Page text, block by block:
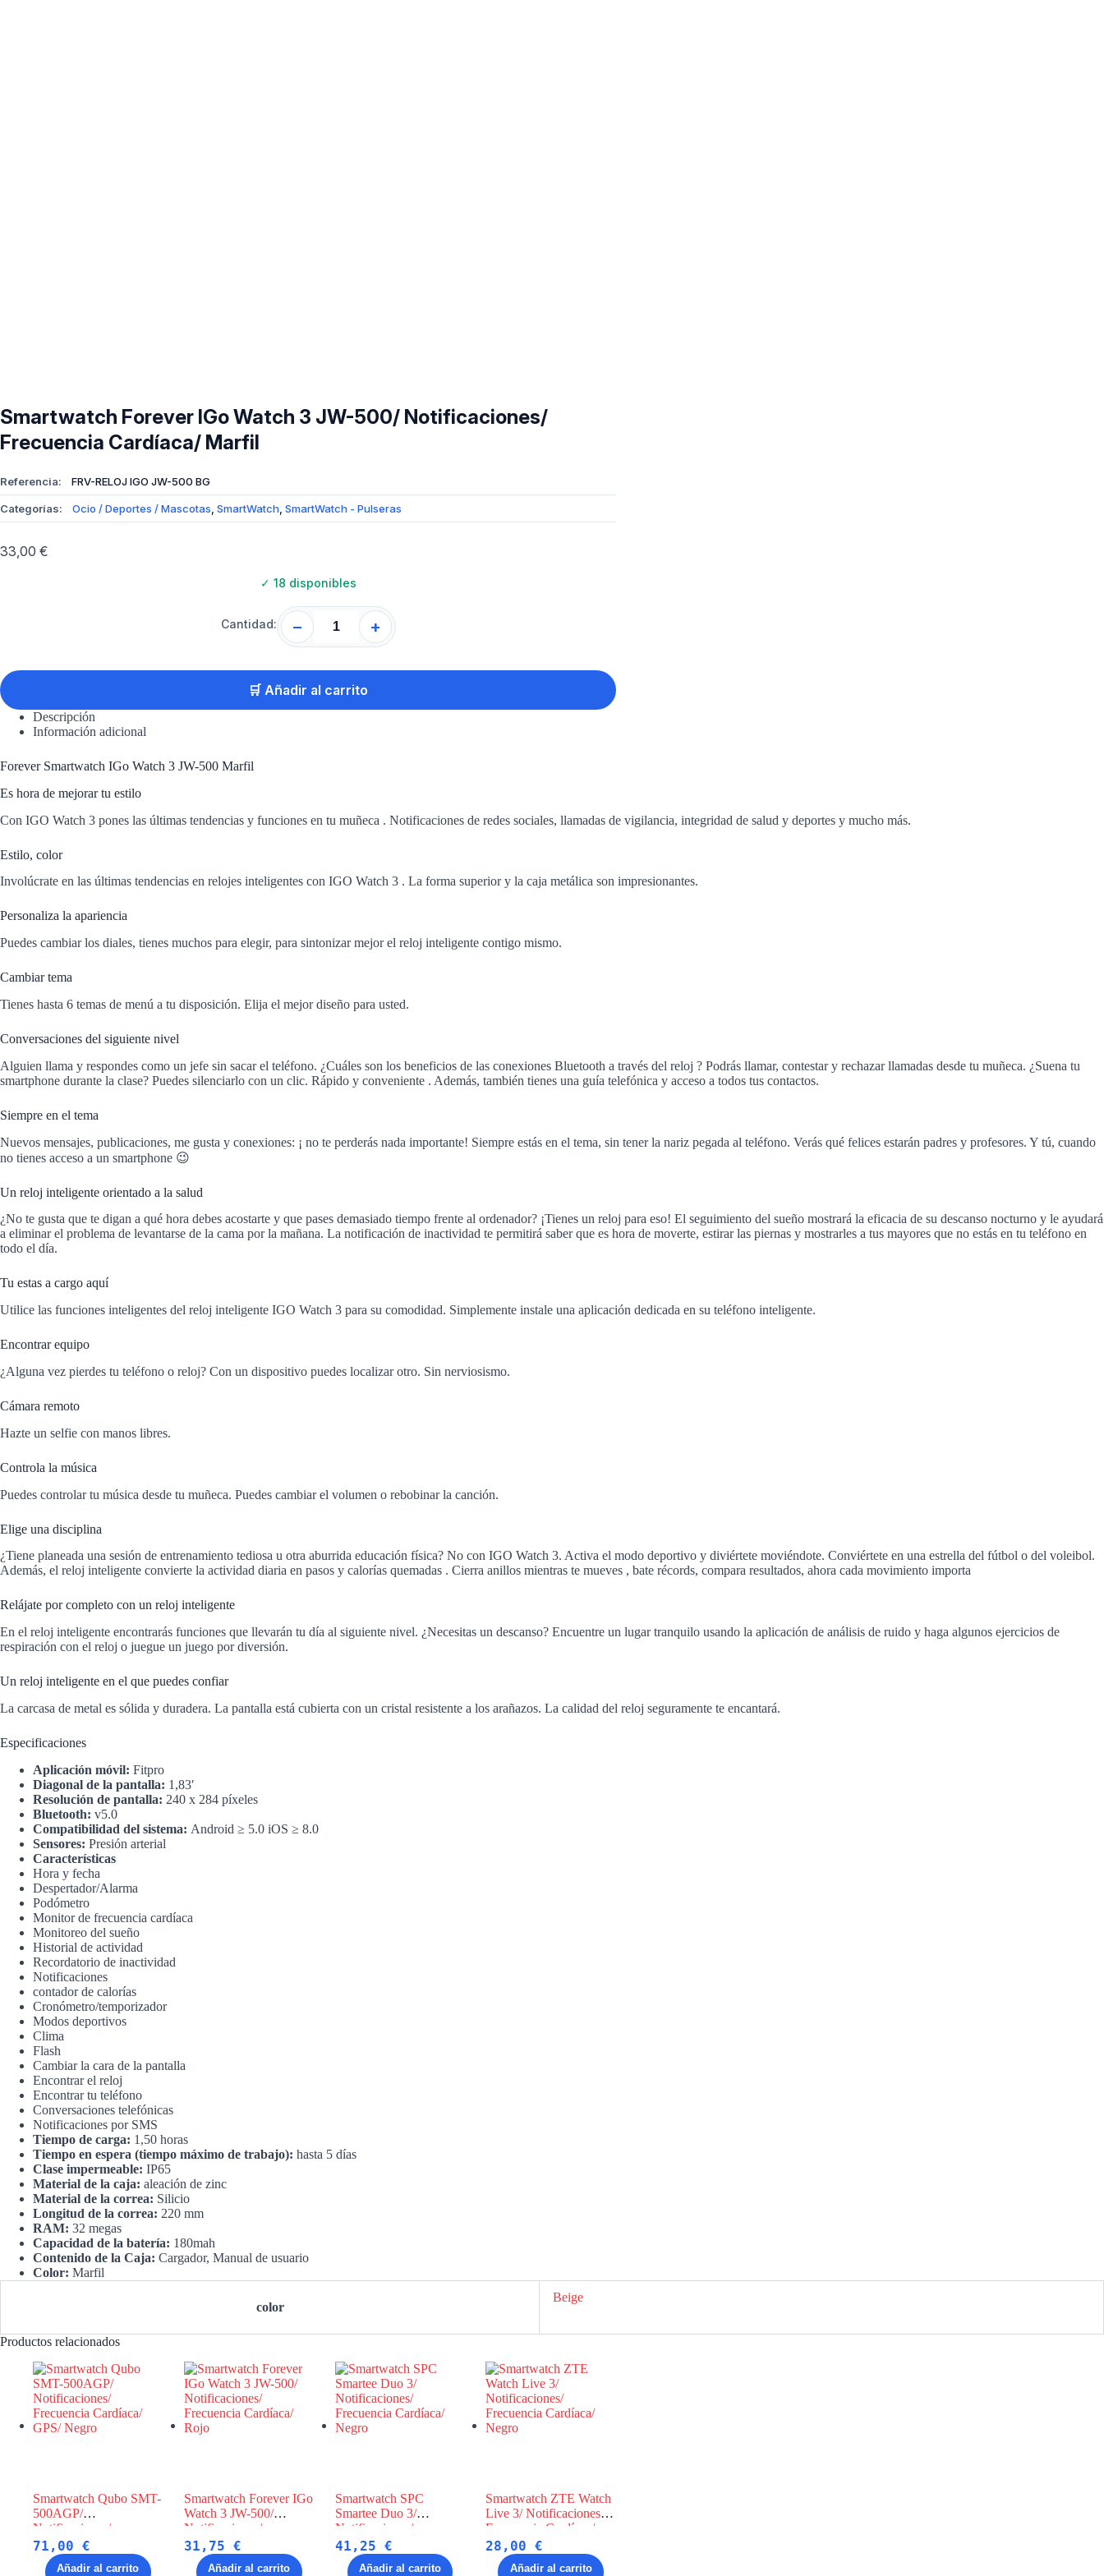
Smartwatch Forever IGo Watch 3 JW-500/ Notificaciones/
Frecuencia Cardíaca/ Marfil
Referencia: FRV-RELOJ IGO JW-500 BG
Categorías: Ocio / Deportes / Mascotas SmartWatch SmartWatch - Pulseras
33,00 €
✓ 18 disponibles
Cantidad: − +
🛒 Añadir al carrito
Descripción
Información adicional
Forever Smartwatch IGo Watch 3 JW-500 Marfil
Es hora de mejorar tu estilo
Con IGO Watch 3 pones las últimas tendencias y funciones en tu muñeca . Notificaciones de redes sociales, llamadas de vigilancia, integridad de salud y deportes y mucho más.
Estilo, color
Involúcrate en las últimas tendencias en relojes inteligentes con IGO Watch 3 . La forma superior y la caja metálica son impresionantes.
Personaliza la apariencia
Puedes cambiar los diales, tienes muchos para elegir, para sintonizar mejor el reloj inteligente contigo mismo.
Cambiar tema
Tienes hasta 6 temas de menú a tu disposición. Elija el mejor diseño para usted.
Conversaciones del siguiente nivel
Alguien llama y respondes como un jefe sin sacar el teléfono. ¿Cuáles son los beneficios de las conexiones Bluetooth a través del reloj ? Podrás llamar, contestar y rechazar llamadas desde tu muñeca. ¿Suena tu
smartphone durante la clase? Puedes silenciarlo con un clic. Rápido y conveniente . Además, también tienes una guía telefónica y acceso a todos tus contactos.
Siempre en el tema
Nuevos mensajes, publicaciones, me gusta y conexiones: ¡ no te perderás nada importante! Siempre estás en el tema, sin tener la nariz pegada al teléfono. Verás qué felices estarán padres y profesores. Y tú, cuando
no tienes acceso a un smartphone 😉
Un reloj inteligente orientado a la salud
¿No te gusta que te digan a qué hora debes acostarte y que pases demasiado tiempo frente al ordenador? ¡Tienes un reloj para eso! El seguimiento del sueño mostrará la eficacia de su descanso nocturno y le ayudará
a eliminar el problema de levantarse de la cama por la mañana. La notificación de inactividad te permitirá saber que es hora de moverte, estirar las piernas y mostrarles a tus mayores que no estás en tu teléfono en
todo el día.
Tu estas a cargo aquí
Utilice las funciones inteligentes del reloj inteligente IGO Watch 3 para su comodidad. Simplemente instale una aplicación dedicada en su teléfono inteligente.
Encontrar equipo
¿Alguna vez pierdes tu teléfono o reloj? Con un dispositivo puedes localizar otro. Sin nerviosismo.
Cámara remoto
Hazte un selfie con manos libres.
Controla la música
Puedes controlar tu música desde tu muñeca. Puedes cambiar el volumen o rebobinar la canción.
Elige una disciplina
¿Tiene planeada una sesión de entrenamiento tediosa u otra aburrida educación física? No con IGO Watch 3. Activa el modo deportivo y diviértete moviéndote. Conviértete en una estrella del fútbol o del voleibol.
Además, el reloj inteligente convierte la actividad diaria en pasos y calorías quemadas . Cierra anillos mientras te mueves , bate récords, compara resultados, ahora cada movimiento importa
Relájate por completo con un reloj inteligente
En el reloj inteligente encontrarás funciones que llevarán tu día al siguiente nivel. ¿Necesitas un descanso? Encuentre un lugar tranquilo usando la aplicación de análisis de ruido y haga algunos ejercicios de
respiración con el reloj o juegue un juego por diversión.
Un reloj inteligente en el que puedes confiar
La carcasa de metal es sólida y duradera. La pantalla está cubierta con un cristal resistente a los arañazos. La calidad del reloj seguramente te encantará.
Especificaciones
Aplicación móvil: Fitpro
Diagonal de la pantalla: 1,83′
Resolución de pantalla: 240 x 284 píxeles
Bluetooth: v5.0
Compatibilidad del sistema: Android ≥ 5.0 iOS ≥ 8.0
Sensores: Presión arterial
Características
Hora y fecha
Despertador/Alarma
Podómetro
Monitor de frecuencia cardíaca
Monitoreo del sueño
Historial de actividad
Recordatorio de inactividad
Notificaciones
contador de calorías
Cronómetro/temporizador
Modos deportivos
Clima
Flash
Cambiar la cara de la pantalla
Encontrar el reloj
Encontrar tu teléfono
Conversaciones telefónicas
Notificaciones por SMS
Tiempo de carga: 1,50 horas
Tiempo en espera (tiempo máximo de trabajo): hasta 5 días
Clase impermeable: IP65
Material de la caja: aleación de zinc
Material de la correa: Silicio
Longitud de la correa: 220 mm
RAM: 32 megas
Capacidad de la batería: 180mah
Contenido de la Caja: Cargador, Manual de usuario
Color: Marfil
color
Beige
Productos relacionados
Smartwatch Qubo SMT-
500AGP/
Notificaciones/
Frecuencia Cardíaca/
GPS/ Negro
71,00 €
Añadir al carrito
Smartwatch Forever IGo
Watch 3 JW-500/
Notificaciones/
Frecuencia Cardíaca/
Rojo
31,75 €
Añadir al carrito
Smartwatch SPC
Smartee Duo 3/
Notificaciones/
Frecuencia Cardíaca/
Negro
41,25 €
Añadir al carrito
Smartwatch ZTE Watch
Live 3/ Notificaciones/
Frecuencia Cardíaca/
Negro
28,00€
Añadir al carrito